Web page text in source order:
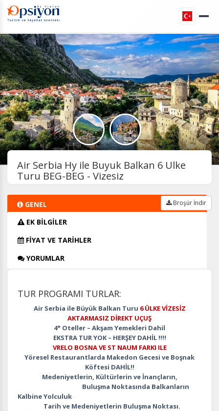
Air Serbia Hy ile Buyuk Balkan 6 Ulke
Turu BEG-BEG - Vizesiz
GENEL
EK BİLGİLER
FİYAT VE TARİHLER
YORUMLAR
Broşür İndir
TUR PROGRAMI TURLAR:
Air Serbia ile Büyük Balkan Turu 6 ÜLKE VİZESİZ
AKTARMASIZ DİREKT UÇUŞ
4* Oteller – Akşam Yemekleri Dahil
EKSTRA TUR YOK – HERŞEY DAHİL !!!!
VRELO BOSNA VE ST NAUM FARKI ILE
Yöresel Restaurantlarda Makedon Gecesi ve Boşnak
Köftesi DAHİL!!
Medeniyetlerin, Kültürlerin ve İnançların,
Buluşma Noktasında Balkanların
Kalbine Yolculuk
Tarih ve Medeniyetlerin Buluşma Noktası.